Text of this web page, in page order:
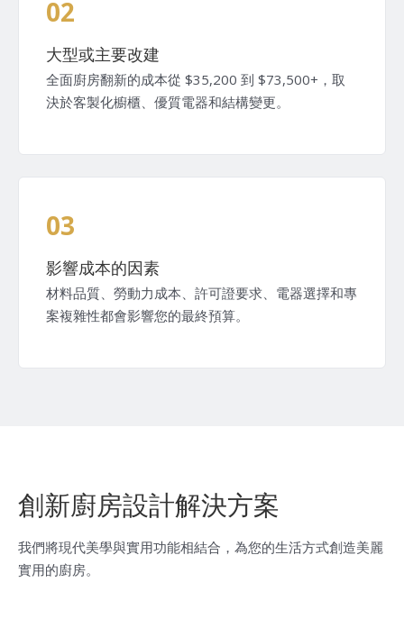
02
大型或主要改建
全面廚房翻新的成本從 $35,200 到 $73,500+，取
決於客製化櫥櫃、優質電器和結構變更。
03
影響成本的因素
材料品質、勞動力成本、許可證要求、電器選擇和專
案複雜性都會影響您的最終預算。
創新廚房設計解決方案
我們將現代美學與實用功能相結合，為您的生活方式創造美麗
實用的廚房。